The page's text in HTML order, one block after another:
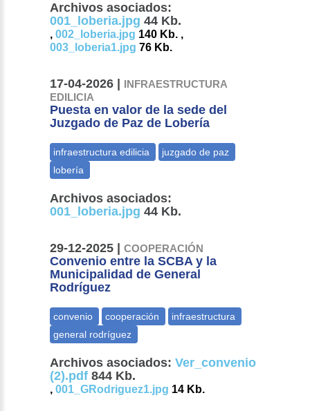
Archivos asociados:
001_loberia.jpg 44 Kb.
,002_loberia.jpg 140 Kb. ,
003_loberia1.jpg 76 Kb.
17-04-2026 |
INFRAESTRUCTURA
EDILICIA
Puesta en valor de la sede del
Juzgado de Paz de Lobería
Archivos asociados:
001_loberia.jpg 44 Kb.
29-12-2025 |COOPERACIÓN
Convenio entre la SCBA y la
Municipalidad de General
Rodríguez
Archivos asociados: Ver_convenio
(2).pdf 844 Kb.
,001_GRodriguez1.jpg 14 Kb.